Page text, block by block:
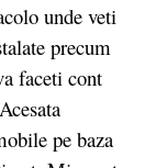
unde veti
precum
faceti cont
pe baza